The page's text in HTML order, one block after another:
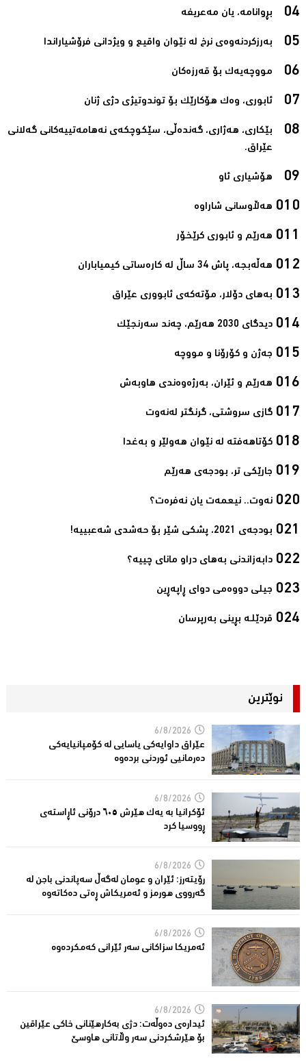
بڕوانامە، یان مەعریفە‌
بەرزکردنەوەی نرخ لە نێوان واقیع و ویژدانی فرۆشیاراندا‌
مووچەیەک بۆ قەرزەکان‌
ئابوری، وەك هۆکارێک بۆ توندوتیژی دژی ژنان‌
بێکاری، هەژاری، گەندەڵی، سێکوچکەی نەهامەتییەکانی گەلانی
عێراق.‌
هۆشیاری ئاو‌
هەڵاوسانی شاراوە‌
هەرێم و ئابوری کرێخۆر‌
هەڵەبجە، پاش 34 ساڵ لە کارەساتی کیمیاباران‌
بەهای دۆلار، مۆتەکەی ئابووری عێراق‌
دیدگای 2030 هەرێم، چەند سەرنجێک‌
جەژن و کۆرۆنا و مووچە‌
هەرێم و ئێران، بەرژەوەندی هاوبەش‌
گازی سروشتی، گرنگتر لەنەوت‌
کۆتاهەفتە لە نێوان هەولێر و بەغدا‌
جارێکی تر، بودجەی هەرێم‌
نەوت.. نیعمەت یان نەفرەت؟‌
بودجەی 2021، پشکی شێر بۆ حەشدی شەعبییە!‌
دابەزاندنی بەهای دراو مانای چییە؟‌
جیلی دووەمی دوای ڕاپەڕین‌
قردێلـە بڕینی بەرپرسان‌
نوێترین
6/8/2026
عێراق داوایەکی یاسایی لە کۆمپانیایه‌كی
دەرمانیى ئوردنی بردەوە
6/8/2026
ئۆکرانیا بە یەک هێرش ٦٠٥ درۆنی ئاڕاستەى
ڕووسیا کرد
6/8/2026
رۆیتەرز: ئێران و عومان لەگەڵ سەپاندنی باجن لە
گەرووی هورمز و ئەمریکاش ڕەتی دەکاتەوە
6/8/2026
ئه‌مریكا سزاكانی سه‌ر ئێرانی كه‌مكرده‌وه‌
6/8/2026
ئیدارەى دەوڵەت: دژى بەکارهێنانى خاکی عێراقین
بۆ هێرشکردنى سەر وڵاتانی هاوسێ